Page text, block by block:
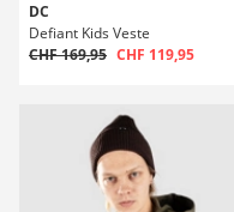
DC
Defiant Kids Veste
CHF 169,95 CHF 119,95